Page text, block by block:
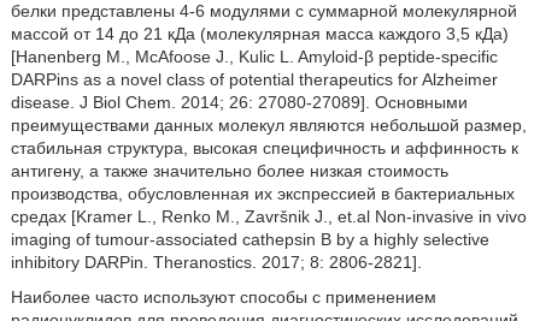
белки представлены 4-6 модулями с суммарной молекулярной
массой от 14 до 21 кДа (молекулярная масса каждого 3,5 кДа)
[Hanenberg М., McAfoose J., Kulic L. Amyloid-β peptide-specific
DARPins as a novel class of potential therapeutics for Alzheimer
disease. J Biol Chem. 2014; 26: 27080-27089]. Основными
преимуществами данных молекул являются небольшой размер,
стабильная структура, высокая специфичность и аффинность к
антигену, а также значительно более низкая стоимость
производства, обусловленная их экспрессией в бактериальных
средах [Kramer L., Renko М., Završnik J., et.al Non-invasive in vivo
imaging of tumour-associated cathepsin В by a highly selective
inhibitory DARPin. Theranostics. 2017; 8: 2806-2821].
Наиболее часто используют способы с применением